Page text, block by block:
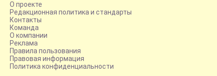
О проекте
Редакционная политика и стандарты
Контакты
Команда
О компании
Реклама
Правила пользования
Правовая информация
Политика конфиденциальности